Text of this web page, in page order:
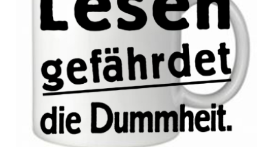
gefährdet die
Dummheit
Zur Wunschliste hinzufügen